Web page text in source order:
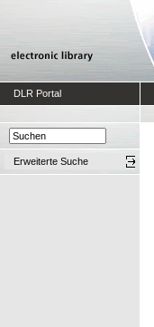
DLR Portal
Erweiterte Suche